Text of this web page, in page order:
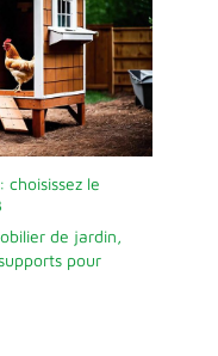
le
de jardin,
pour